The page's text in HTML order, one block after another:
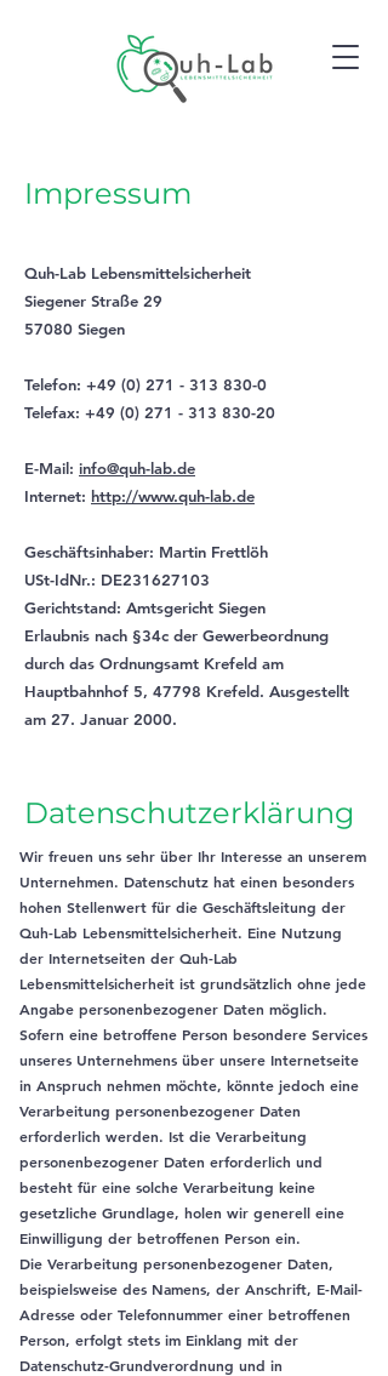
Impressum
Quh-Lab Lebensmittelsicherheit
Siegener Straße 29
57080 Siegen
Telefon: +49 (0) 271 - 313 830-0
Telefax: +49 (0) 271 - 313 830-20
E-Mail: info@quh-lab.de
Internet: http://www.quh-lab.de
Geschäftsinhaber: Martin Frettlöh
USt-IdNr.: DE231627103
Gerichtstand: Amtsgericht Siegen
Erlaubnis nach §34c der Gewerbeordnung
durch das Ordnungsamt Krefeld am
Hauptbahnhof 5, 47798 Krefeld. Ausgestellt
am 27. Januar 2000.
Datenschutzerklärung
Wir freuen uns sehr über Ihr Interesse an unserem
Unternehmen. Datenschutz hat einen besonders
hohen Stellenwert für die Geschäftsleitung der
Quh-Lab Lebensmittelsicherheit. Eine Nutzung
der Internetseiten der Quh-Lab
Lebensmittelsicherheit ist grundsätzlich ohne jede
Angabe personenbezogener Daten möglich.
Sofern eine betroffene Person besondere Services
unseres Unternehmens über unsere Internetseite
in Anspruch nehmen möchte, könnte jedoch eine
Verarbeitung personenbezogener Daten
erforderlich werden. Ist die Verarbeitung
personenbezogener Daten erforderlich und
besteht für eine solche Verarbeitung keine
gesetzliche Grundlage, holen wir generell eine
Einwilligung der betroffenen Person ein.
Die Verarbeitung personenbezogener Daten,
beispielsweise des Namens, der Anschrift, E-Mail-
Adresse oder Telefonnummer einer betroffenen
Person, erfolgt stets im Einklang mit der
Datenschutz-Grundverordnung und in